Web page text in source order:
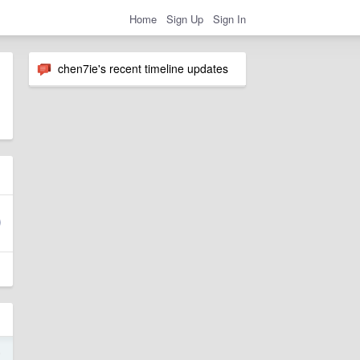
Home Sign Up Sign In
chen7ie's recent timeline updates